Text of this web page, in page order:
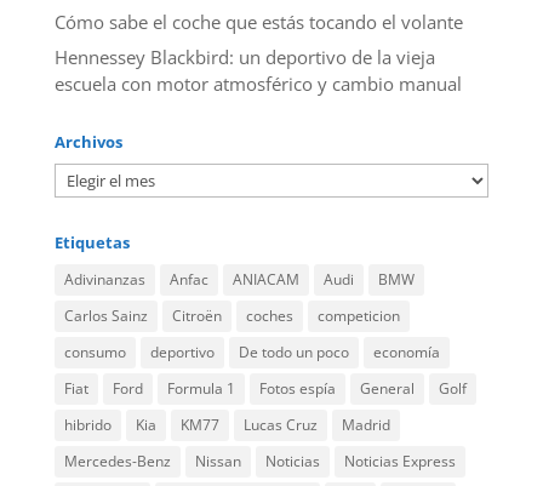
​Cómo sabe el coche que estás tocando el volante
Hennessey Blackbird: un deportivo de la vieja
escuela con motor atmosférico y cambio manual
Archivos
Etiquetas
Adivinanzas Anfac ANIACAM Audi
BMW
Carlos Sainz
Citroën coches
competicion
consumo
deportivo De todo un poco
economía
Fiat
Ford Formula 1 Fotos espía General
Golf
hibrido
Kia KM77 Lucas Cruz
Madrid
Mercedes-Benz
Nissan Noticias
Noticias Express